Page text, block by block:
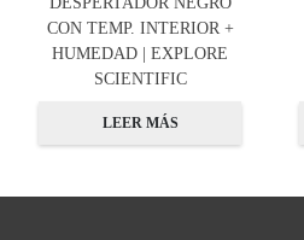
CON TEMP. INTERIOR +
HUMEDAD | EXPLORE
SCIENTIFIC
LEER MÁS